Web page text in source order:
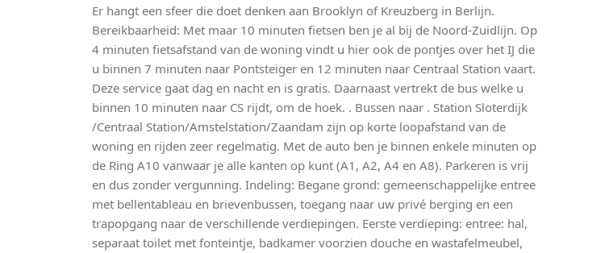
Er hangt een sfeer die doet denken aan Brooklyn of Kreuzberg in Berlijn.
Bereikbaarheid: Met maar 10 minuten fietsen ben je al bij de Noord-Zuidlijn. Op
4 minuten fietsafstand van de woning vindt u hier ook de pontjes over het IJ die
u binnen 7 minuten naar Pontsteiger en 12 minuten naar Centraal Station vaart.
Deze service gaat dag en nacht en is gratis. Daarnaast vertrekt de bus welke u
binnen 10 minuten naar CS rijdt, om de hoek. . Bussen naar . Station Sloterdijk
/Centraal Station/Amstelstation/Zaandam zijn op korte loopafstand van de
woning en rijden zeer regelmatig. Met de auto ben je binnen enkele minuten op
de Ring A10 vanwaar je alle kanten op kunt (A1, A2, A4 en A8). Parkeren is vrij
en dus zonder vergunning. Indeling: Begane grond: gemeenschappelijke entree
met bellentableau en brievenbussen, toegang naar uw privé berging en een
trapopgang naar de verschillende verdiepingen. Eerste verdieping: entree: hal,
separaat toilet met fonteintje, badkamer voorzien douche en wastafelmeubel,